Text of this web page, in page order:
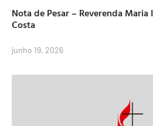
Nota de Pesar – Reverenda
Costa
junho 19, 2026